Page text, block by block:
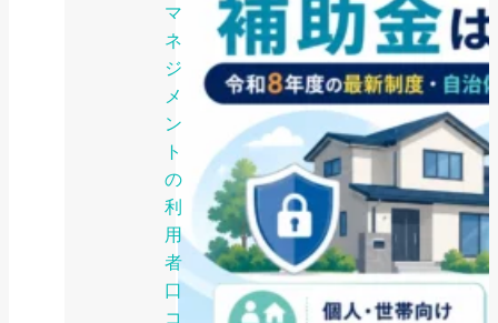
マ
ネ
ジ
メ
ン
ト
の
利
用
者
口
コ